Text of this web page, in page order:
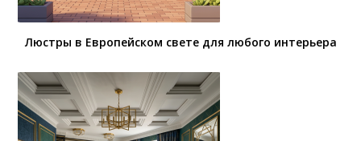
Люстры в Европейском свете для любого интерьера